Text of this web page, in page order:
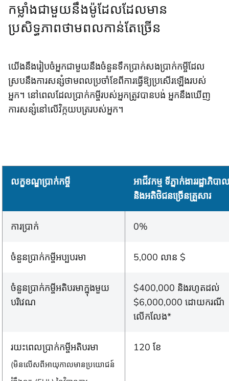
កម្លាំងជាមួយនឹងម៉ូដែលដែលមាន
ប្រសិទ្ធភាពថាមពលកាន់តែច្រើន
យើងនឹងរៀបចំអ្នកជាមួយនឹងចំនួនទឹកប្រាក់សងប្រាក់កម្ចីដែល
ស្របនឹងការសន្សំថាមពលប្រចាំខែពីការធ្វើឱ្យប្រសើរឡើងរបស់
អ្នក។ នៅពេលដែលប្រាក់កម្ចីរបស់អ្នកត្រូវបានបង់ អ្នកនឹងឃើញ
ការសន្សំនៅលើវិក្កយបត្ររបស់អ្នក។
លក្ខខណ្ឌប្រាក់កម្ចី
អាជីវកម្ម ទីភ្នាក់ងាររដ្ឋាភិបា
និងអតិថិជនច្រើនគ្រួសារ
ការប្រាក់ 0%
ចំនួនប្រាក់កម្ចីអប្បបរមា 5,000 លាន $
ចំនួនប្រាក់កម្ចីអតិបរមាក្នុងមួយ
បរិវេណ
$400,000 និងរហូតដល់
$6,000,000 ដោយករណី
លើកលែង*
រយះពេលប្រាក់កម្ចីអតិបរមា
(មិនលើសពីអាយុកាលមានប្រយោជន៍
120 ខែ